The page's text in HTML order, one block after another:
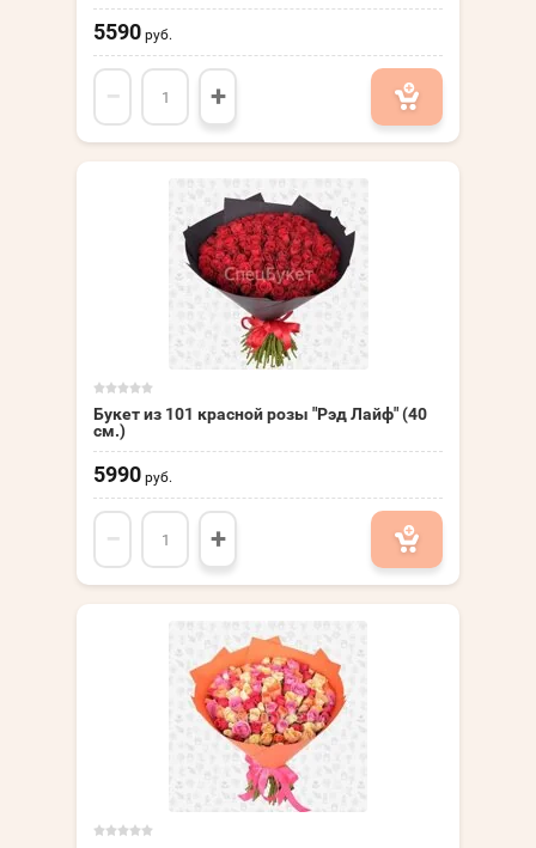
5590 руб.
− +
Букет из 101 красной розы "Рэд Лайф" (40
см.)
5990 руб.
− +